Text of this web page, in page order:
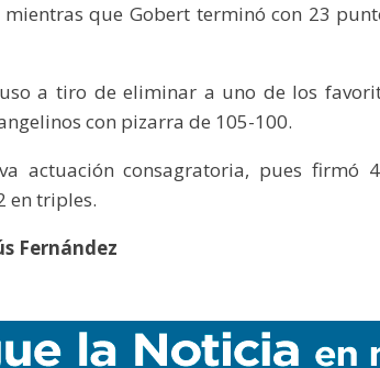
que Gobert terminó con 23
a tiro de eliminar a uno de los
con pizarra de 105-100.
actuación consagratoria, pues firmó
en triples.
Fernández